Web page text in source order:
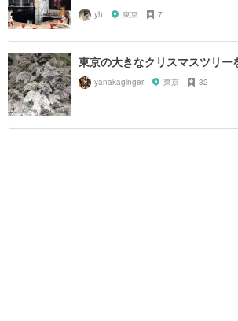
yh 東京 7
東京の大きなクリスマスツリー
yanakaginger 東京 32